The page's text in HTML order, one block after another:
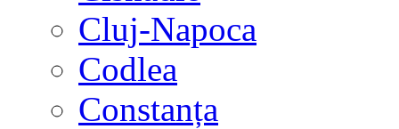
Cluj-Napoca
Codlea
Constanța